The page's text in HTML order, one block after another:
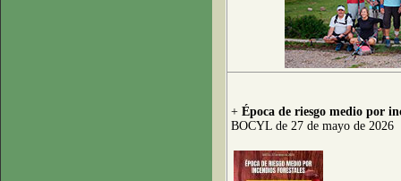
+ Época de riesgo medio por
BOCYL de 27 de mayo de 2026